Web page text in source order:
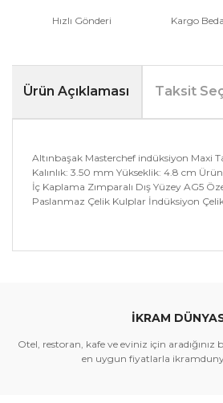
Hızlı Gönderi Kargo
Ürün Açıklaması Taksit
Altınbaşak Masterchef indüksiyon Maxi
Kalınlık: 3.50 mm Yükseklik: 4.8 cm
İç Kaplama Zımparalı Dış Yüzey AG5
Paslanmaz Çelik Kulplar İndüksiyon
Yorum Yaz
Bu ürünün fiyat bilgisi, resim, ürün
Ürün açıklamasında eksik
İKRAM
Otel, restoran, kafe ve eviniz için
en uygun fiyatlarla